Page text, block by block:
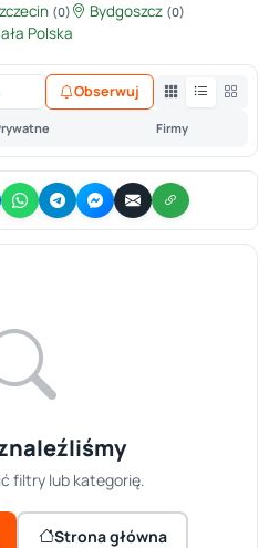
(0) Bydgoszcz (0)
Polska
Firmy
Obserwuj
filtry lub kategorię.
Strona główna